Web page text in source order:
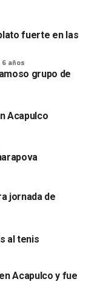
fuerte en las
6 años
grupo de
Acapulco
jornada de
al tenis
Acapulco y fue